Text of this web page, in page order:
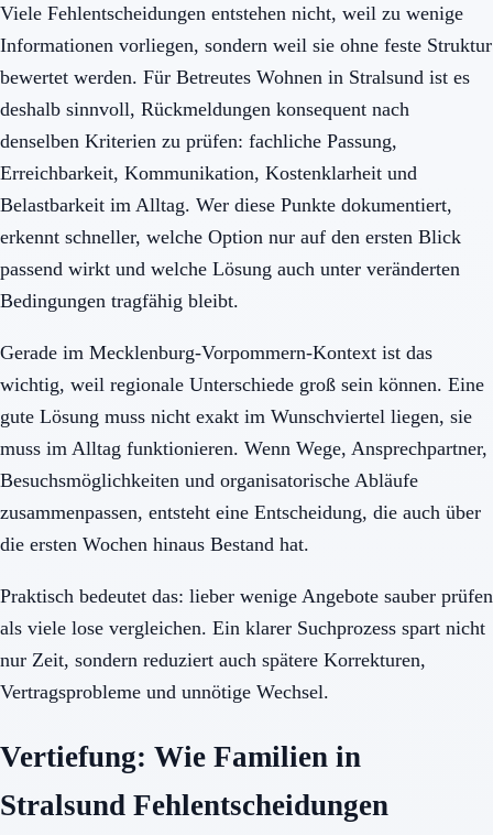
Viele Fehlentscheidungen entstehen nicht, weil zu wenige
Informationen vorliegen, sondern weil sie ohne feste Struktur
bewertet werden. Für Betreutes Wohnen in Stralsund ist es
deshalb sinnvoll, Rückmeldungen konsequent nach
denselben Kriterien zu prüfen: fachliche Passung,
Erreichbarkeit, Kommunikation, Kostenklarheit und
Belastbarkeit im Alltag. Wer diese Punkte dokumentiert,
erkennt schneller, welche Option nur auf den ersten Blick
passend wirkt und welche Lösung auch unter veränderten
Bedingungen tragfähig bleibt.
Gerade im Mecklenburg-Vorpommern-Kontext ist das
wichtig, weil regionale Unterschiede groß sein können. Eine
gute Lösung muss nicht exakt im Wunschviertel liegen, sie
muss im Alltag funktionieren. Wenn Wege, Ansprechpartner,
Besuchsmöglichkeiten und organisatorische Abläufe
zusammenpassen, entsteht eine Entscheidung, die auch über
die ersten Wochen hinaus Bestand hat.
Praktisch bedeutet das: lieber wenige Angebote sauber prüfen
als viele lose vergleichen. Ein klarer Suchprozess spart nicht
nur Zeit, sondern reduziert auch spätere Korrekturen,
Vertragsprobleme und unnötige Wechsel.
Vertiefung: Wie Familien in
Stralsund Fehlentscheidungen